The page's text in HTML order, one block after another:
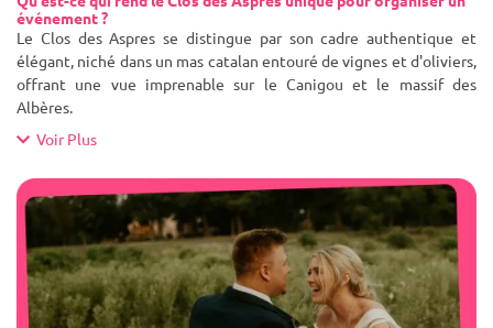
événement ?
Le Clos des Aspres se distingue par son cadre authentique et
élégant, niché dans un mas catalan entouré de vignes et d'oliviers,
offrant une vue imprenable sur le Canigou et le massif des
Albères.
Voir Plus